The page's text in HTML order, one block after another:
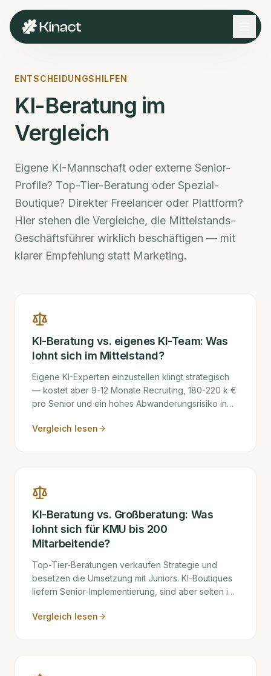
ENTSCHEIDUNGSHILFEN
KI-Beratung im
Vergleich
Eigene KI-Mannschaft oder externe Senior-
Profile? Top-Tier-Beratung oder Spezial-
Boutique? Direkter Freelancer oder Plattform?
Hier stehen die Vergleiche, die Mittelstands-
Geschäftsführer wirklich beschäftigen — mit
klarer Empfehlung statt Marketing.
KI-Beratung vs. eigenes KI-Team: Was
lohnt sich im Mittelstand?
Eigene KI-Experten einzustellen klingt strategisch
— kostet aber 9-12 Monate Recruiting, 180-220 k €
pro Senior und ein hohes Abwanderungsrisiko in
liefert in 2 Wochen Wert, ist aber teurer pro Tag.
Vergleich lesen
KI-Beratung vs. Großberatung: Was
lohnt sich für KMU bis 200
Mitarbeitende?
Top-Tier-Beratungen verkaufen Strategie und
besetzen die Umsetzung mit Juniors. KI-Boutiques
liefern Senior-Implementierung, sind aber selten in
Mittelstand führt das oft zur falschen Wahl — hier ist
Vergleich lesen